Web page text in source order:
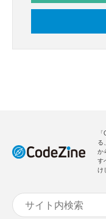
る
か
す
け